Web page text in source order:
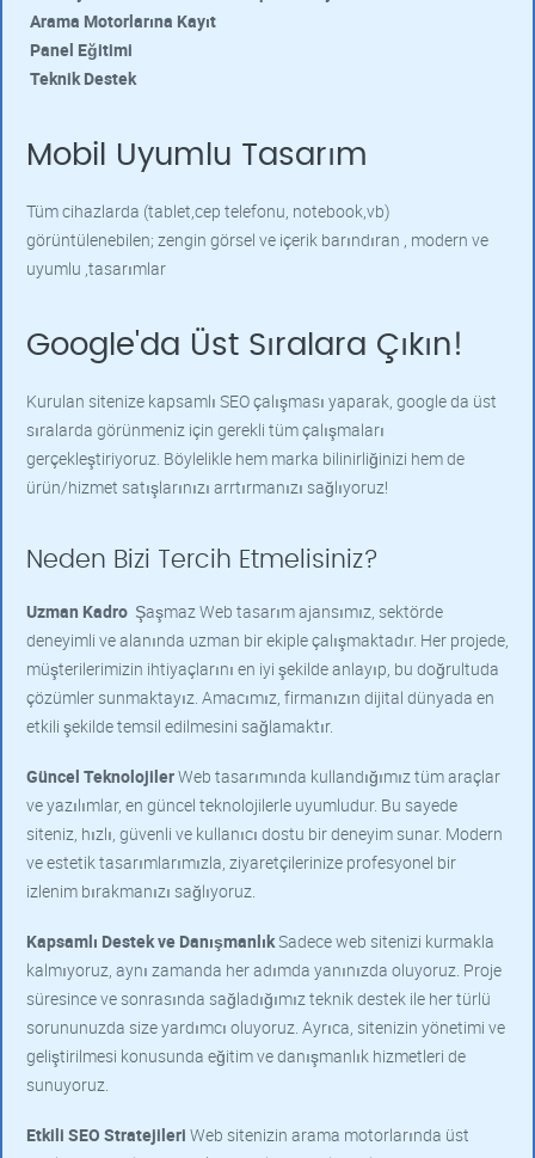
Arama Motorlarına Kayıt
Panel Eğitimi
Teknik Destek
Mobil Uyumlu Tasarım
Tüm cihazlarda (tablet,cep telefonu, notebook,vb)
görüntülenebilen; zengin görsel ve içerik barındıran , modern ve
uyumlu ,tasarımlar
Google'da Üst Sıralara Çıkın!
Kurulan sitenize kapsamlı SEO çalışması yaparak, google da üst
sıralarda görünmeniz için gerekli tüm çalışmaları
gerçekleştiriyoruz. Böylelikle hem marka bilinirliğinizi hem de
ürün/hizmet satışlarınızı arrtırmanızı sağlıyoruz!
Neden Bizi Tercih Etmelisiniz?
Uzman Kadro Şaşmaz Web tasarım ajansımız, sektörde
deneyimli ve alanında uzman bir ekiple çalışmaktadır. Her projede,
müşterilerimizin ihtiyaçlarını en iyi şekilde anlayıp, bu doğrultuda
çözümler sunmaktayız. Amacımız, firmanızın dijital dünyada en
etkili şekilde temsil edilmesini sağlamaktır.
Güncel TeknolojilerWeb tasarımında kullandığımız tüm araçlar
ve yazılımlar, en güncel teknolojilerle uyumludur. Bu sayede
siteniz, hızlı, güvenli ve kullanıcı dostu bir deneyim sunar. Modern
ve estetik tasarımlarımızla, ziyaretçilerinize profesyonel bir
izlenim bırakmanızı sağlıyoruz.
Kapsamlı Destek ve DanışmanlıkSadece web sitenizi kurmakla
kalmıyoruz, aynı zamanda her adımda yanınızda oluyoruz. Proje
süresince ve sonrasında sağladığımız teknik destek ile her türlü
sorununuzda size yardımcı oluyoruz. Ayrıca, sitenizin yönetimi ve
geliştirilmesi konusunda eğitim ve danışmanlık hizmetleri de
sunuyoruz.
Etkili SEO Stratejileri Web sitenizin arama motorlarında üst